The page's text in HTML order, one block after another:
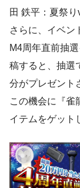
田 鉄平：夏祭り
さらに、イベン
M4周年直前抽
稿すると、抽選
分がプレゼント
この機会に『雀
イテムをゲット